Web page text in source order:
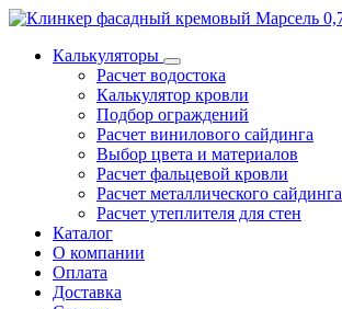
Калькуляторы
Расчет водостока
Калькулятор кровли
Подбор ограждений
Расчет винилового сайдинга
Выбор цвета и материалов
Расчет фальцевой кровли
Расчет металлического сайдинга
Расчет утеплителя для стен
Каталог
О компании
Оплата
Доставка